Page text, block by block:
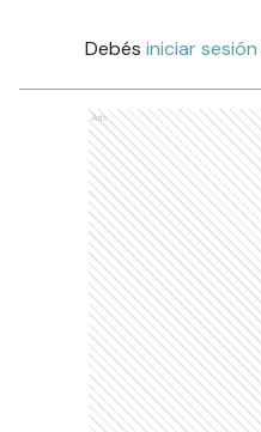
Debés iniciar sesión
Ads